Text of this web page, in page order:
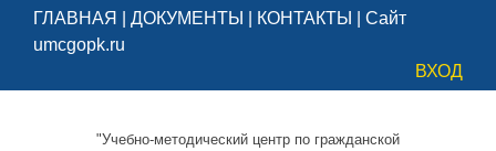
ГЛАВНАЯ ДОКУМЕНТЫ КОНТАКТЫ
Сайт
umcgopk.ru
ВХОД
"Учебно-методический центр по гражданской